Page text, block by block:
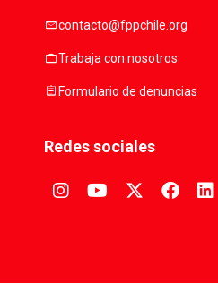
mailcontacto@fppchile.org
workTrabaja con nosotros
assignmentFormulario de denuncias
Redes sociales